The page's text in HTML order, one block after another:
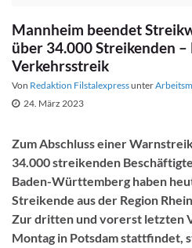
Mannheim beendet
über 34.000 Streikenden
Verkehrsstreik
Von Redaktion Filstalexpressunter
24. März 2023
Zum Abschluss einer
34.000 streikenden
Baden-Württemberg haben
Streikende aus der Region
Zur dritten und vorerst letzten
Montag in Potsdam stattfindet,